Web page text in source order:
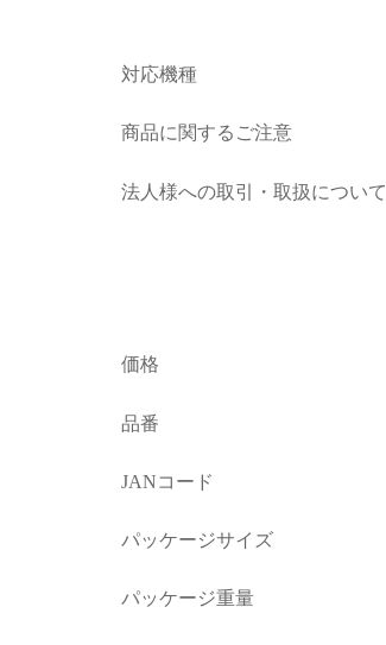
対応機種
商品に関するご注意
法人様への取引・取扱について
価格
品番
JANコード
パッケージサイズ
パッケージ重量